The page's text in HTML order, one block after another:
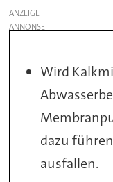
ANZEIGE
Wird
dazu
ausfallen.